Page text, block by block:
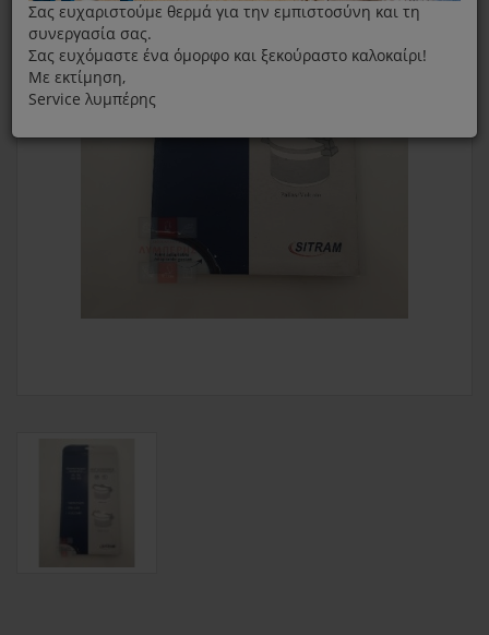
Σας ευχαριστούμε θερμά για την εμπιστοσύνη και τη
συνεργασία σας.
Σας ευχόμαστε ένα όμορφο και ξεκούραστο καλοκαίρι!
Με εκτίμηση,
Service λυμπέρης